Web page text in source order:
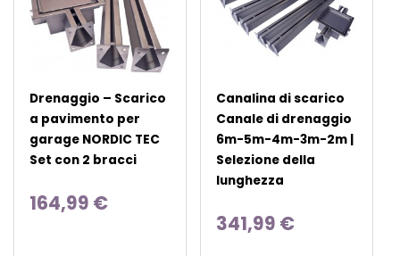
Drenaggio – Scarico
a pavimento per
garage NORDIC TEC
Set con 2 bracci
164,99 €
Canalina di scarico
Canale di drenaggio
6m-5m-4m-3m-2m |
Selezione della
lunghezza
341,99 €